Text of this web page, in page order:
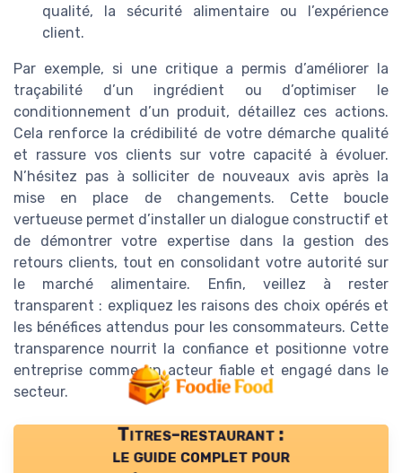
qualité, la sécurité alimentaire ou l’expérience
client.
Par exemple, si une critique a permis d’améliorer la
traçabilité d’un ingrédient ou d’optimiser le
conditionnement d’un produit, détaillez ces actions.
Cela renforce la crédibilité de votre démarche qualité
et rassure vos clients sur votre capacité à évoluer.
N’hésitez pas à solliciter de nouveaux avis après la
mise en place de changements. Cette boucle
vertueuse permet d’installer un dialogue constructif et
de démontrer votre expertise dans la gestion des
retours clients, tout en consolidant votre autorité sur
le marché alimentaire. Enfin, veillez à rester
transparent : expliquez les raisons des choix opérés et
les bénéfices attendus pour les consommateurs. Cette
transparence nourrit la confiance et positionne votre
entreprise comme un acteur fiable et engagé dans le
secteur.
Titres-restaurant :
le guide complet pour